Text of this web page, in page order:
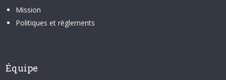
Mission
Politiques et règlements
Équipe